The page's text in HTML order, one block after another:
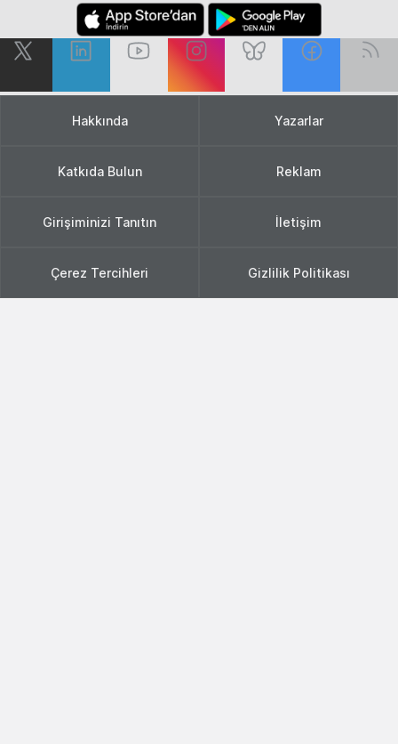
Hakkında Yazarlar
Katkıda Bulun Reklam
Girişiminizi Tanıtın İletişim
Çerez Tercihleri Gizlilik Politikası